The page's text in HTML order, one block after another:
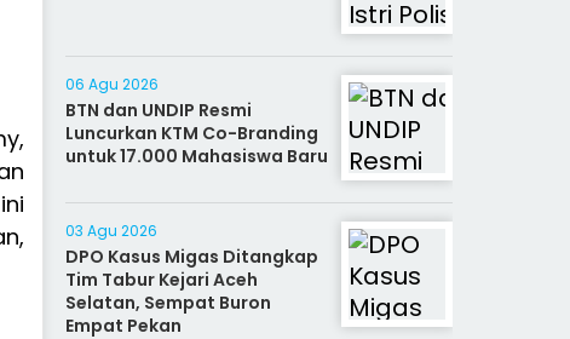
06 Agu 2026
BTN dan UNDIP Resmi
Luncurkan KTM Co-Branding
untuk 17.000 Mahasiswa Baru
03 Agu 2026
DPO Kasus Migas Ditangkap
Tim Tabur Kejari Aceh
Selatan, Sempat Buron
Empat Pekan